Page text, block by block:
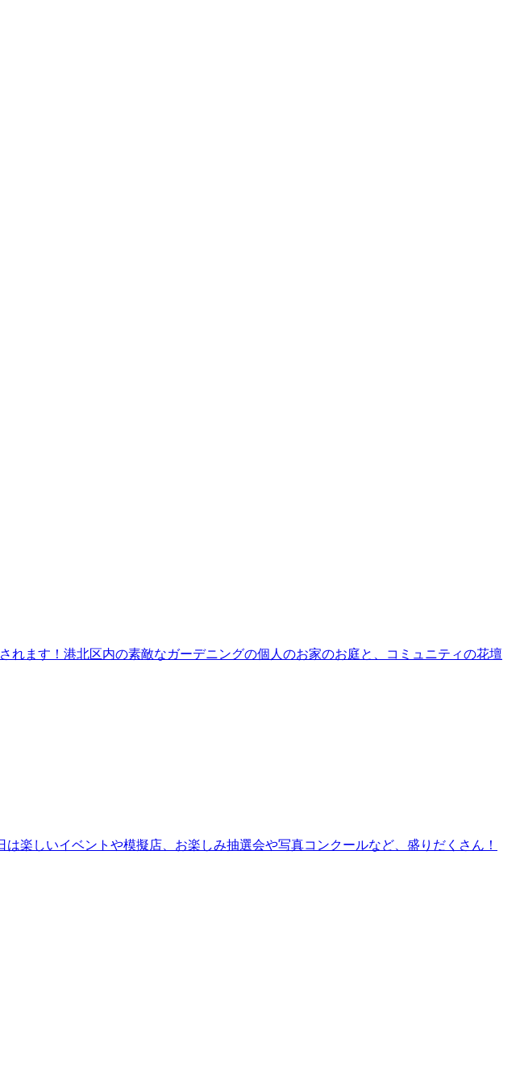
れます！港北区内の素敵なガーデニングの個人のお家のお庭と、コミュニティの花壇
楽しいイベントや模擬店、お楽しみ抽選会や写真コンクールなど、盛りだくさん！